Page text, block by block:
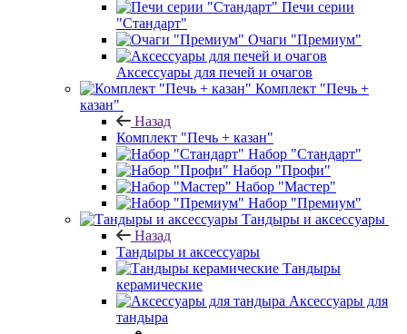
Печи серии
"Стандарт"
Очаги "Премиум"
Аксессуары для печей и очагов
Комплект "Печь +
казан"
Назад
Комплект "Печь + казан"
Набор "Стандарт"
Набор "Профи"
Набор "Мастер"
Набор "Премиум"
Тандыры и аксессуары
Назад
Тандыры и аксессуары
Тандыры
керамические
Аксессуары для
тандыра